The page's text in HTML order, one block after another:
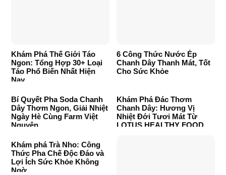
Khám Phá Thế Giới Táo
Ngon: Tổng Hợp 30+ Loại
Táo Phổ Biến Nhất Hiện
Nay
6 Công Thức Nước Ép
Chanh Dây Thanh Mát, Tốt
Cho Sức Khỏe
Bí Quyết Pha Soda Chanh
Dây Thơm Ngon, Giải Nhiệt
Ngày Hè Cùng Farm Việt
Nguyên
Khám Phá Đác Thơm
Chanh Dây: Hương Vị
Nhiệt Đới Tươi Mát Từ
LOTUS HEALTHY FOOD
Khám phá Trà Nho: Công
Thức Pha Chế Độc Đáo và
Lợi Ích Sức Khỏe Không
Ngờ